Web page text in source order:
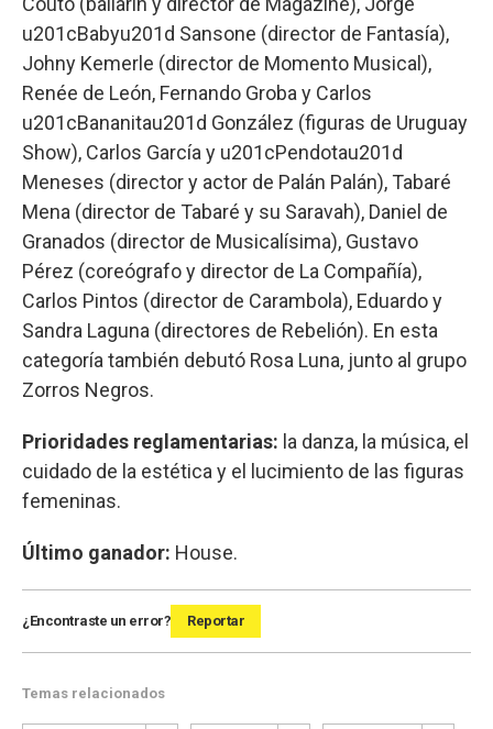
u201cBabyu201d Sansone (director de Fantasía),
Johny Kemerle (director de Momento Musical),
Renée de León, Fernando Groba y Carlos
u201cBananitau201d González (figuras de Uruguay
Show), Carlos García y u201cPendotau201d
Meneses (director y actor de Palán Palán), Tabaré
Mena (director de Tabaré y su Saravah), Daniel de
Granados (director de Musicalísima), Gustavo
Pérez (coreógrafo y director de La Compañía),
Carlos Pintos (director de Carambola), Eduardo y
Sandra Laguna (directores de Rebelión). En esta
categoría también debutó Rosa Luna, junto al grupo
Zorros Negros.
Prioridades reglamentarias: la danza, la música, el
cuidado de la estética y el lucimiento de las figuras
femeninas.
Último ganador: House.
¿Encontraste un error? Reportar
Temas relacionados